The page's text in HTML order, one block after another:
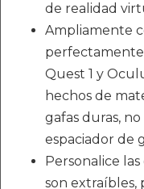
de realidad
Ampliamente
Quest 1 y
hechos de
gafas duras,
espaciador de
Personalice
son extraíbles,